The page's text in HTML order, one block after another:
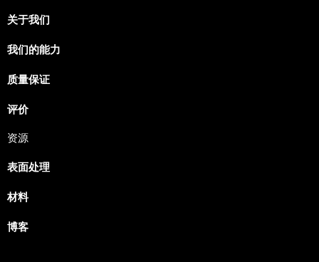
关于我们
我们的能力
质量保证
评价
资源
表面处理
材料
博客